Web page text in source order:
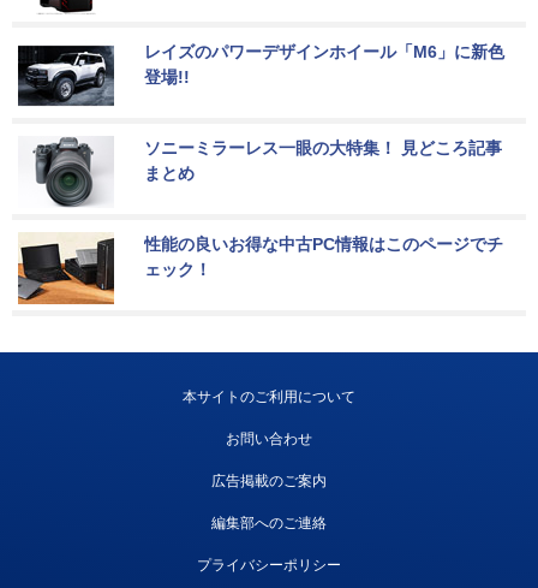
レイズのパワーデザインホイール「M6」に新色
登場!!
ソニーミラーレス一眼の大特集！ 見どころ記事
まとめ
性能の良いお得な中古PC情報はこのページでチ
ェック！
本サイトのご利用について
お問い合わせ
広告掲載のご案内
編集部へのご連絡
プライバシーポリシー